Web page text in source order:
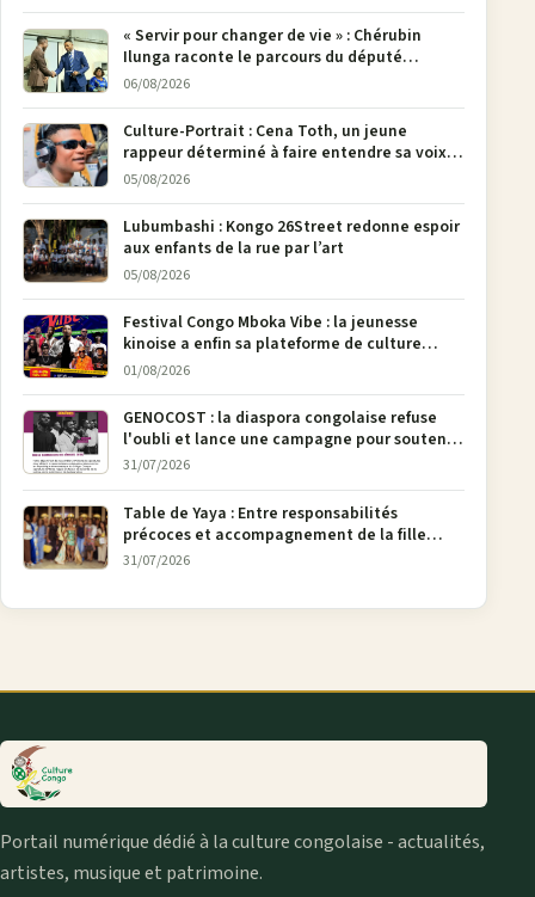
« Servir pour changer de vie » : Chérubin
Ilunga raconte le parcours du député
national Jethro Muyombi Tshimbu en 137
06/08/2026
Culture-Portrait : Cena Toth, un jeune
rappeur déterminé à faire entendre sa voix à
Bunia
05/08/2026
Lubumbashi : Kongo 26Street redonne espoir
aux enfants de la rue par l’art
05/08/2026
Festival Congo Mboka Vibe : la jeunesse
kinoise a enfin sa plateforme de culture
urbaine
01/08/2026
GENOCOST : la diaspora congolaise refuse
l'oubli et lance une campagne pour soutenir
la pétition FONAREV depuis Bruxelles
31/07/2026
Table de Yaya : Entre responsabilités
précoces et accompagnement de la fille
aînée, la diaspora en débat
31/07/2026
Portail numérique dédié à la culture congolaise - actualités,
artistes, musique et patrimoine.